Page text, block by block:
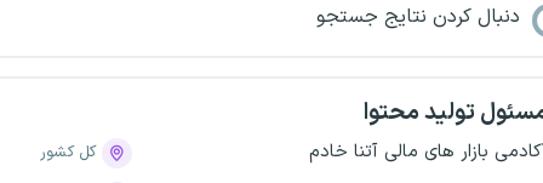
دنبال کردن نتایج جستجو
تولید محتوا
بازار های مالی آتنا خادم
کل کشور